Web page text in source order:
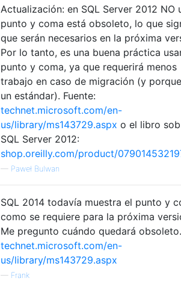
Actualización: en SQL Server 2012 NO
punto y coma está obsoleto, lo que
que serán necesarios en la próxima
Por lo tanto, es una buena práctica
punto y coma, ya que requerirá menos
trabajo en caso de migración (y
un estándar). Fuente:
technet.microsoft.com/en-
us/library/ms143729.aspx o el libro
SQL Server 2012:
shop.oreilly.com/product/
— Paweł Bulwan
SQL 2014 todavía muestra el punto y
como se requiere para la próxima
Me pregunto cuándo quedará obsoleto.
technet.microsoft.com/en-
us/library/ms143729.aspx
— Frank